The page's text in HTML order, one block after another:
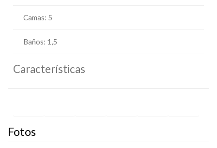
Camas: 5
Baños: 1,5
Características
Fotos